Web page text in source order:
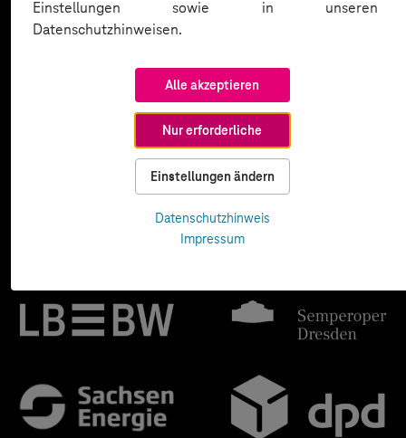
Einstellungen sowie in unseren
Datenschutzhinweisen.
Alle akzeptieren
Nur erforderliche
Einstellungen ändern
Datenschutzhinweis
Impressum